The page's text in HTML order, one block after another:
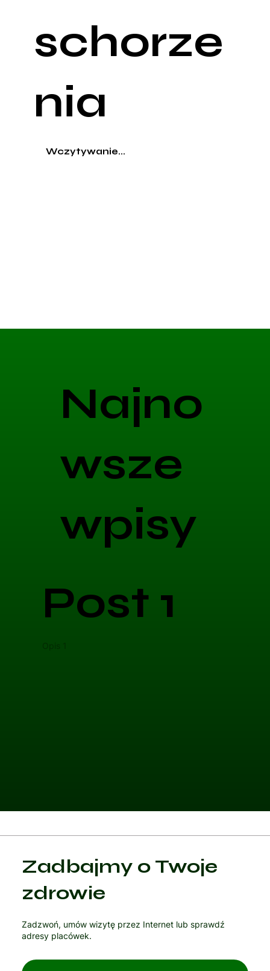
schorze
nia
Wczytywanie...
Najno
wsze
wpisy
Post 1
Opis 1
Zadbajmy o Twoje
zdrowie
Zadzwoń, umów wizytę przez Internet lub sprawdź
adresy placówek.